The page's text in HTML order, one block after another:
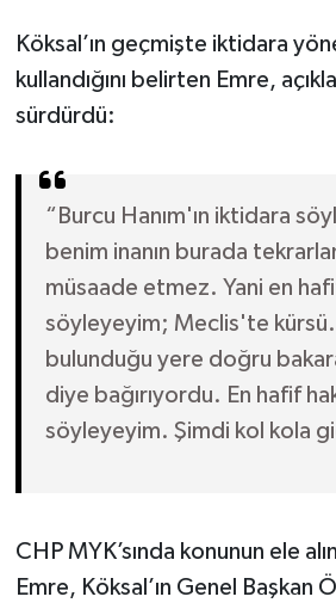
Köksal’ın geçmişte iktidara
kullandığını belirten Emre,
sürdürdü:
“Burcu Hanım'ın iktidara
benim inanın burada
müsaade etmez. Yani en
söyleyeyim; Meclis'te
bulunduğu yere doğru
diye bağırıyordu. En hafif
söyleyeyim. Şimdi kol kola
CHP MYK’sında konunun ele
Emre, Köksal’ın Genel Başkan